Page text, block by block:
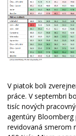
V piatok boli
práce. V septembri
tisíc nových
agentúry Bloomberg
revidovaná smerom